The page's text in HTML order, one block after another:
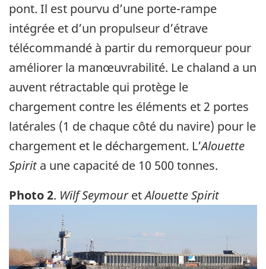
pont. Il est pourvu d’une porte-rampe
intégrée et d’un propulseur d’étrave
télécommandé à partir du remorqueur pour
améliorer la manœuvrabilité. Le chaland a un
auvent rétractable qui protège le
chargement contre les éléments et 2 portes
latérales (1 de chaque côté du navire) pour le
chargement et le déchargement. L’Alouette
Spirita une capacité de 10 500 tonnes.
Photo 2. Wilf SeymouretAlouette Spirit